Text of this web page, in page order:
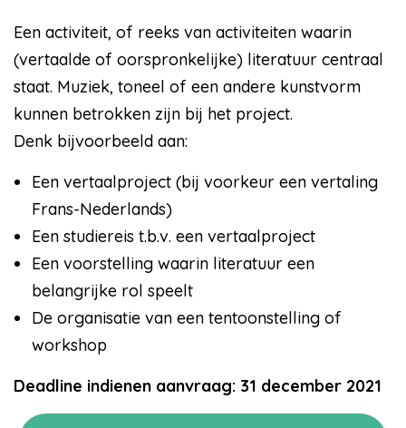
Een activiteit, of reeks van activiteiten waarin
(vertaalde of oorspronkelijke) literatuur centraal
staat. Muziek, toneel of een andere kunstvorm
kunnen betrokken zijn bij het project.
Denk bijvoorbeeld aan:
Een vertaalproject (bij voorkeur een vertaling
Frans-Nederlands)
Een studiereis t.b.v. een vertaalproject
Een voorstelling waarin literatuur een
belangrijke rol speelt
De organisatie van een tentoonstelling of
workshop
Deadline indienen aanvraag: 31 december 2021